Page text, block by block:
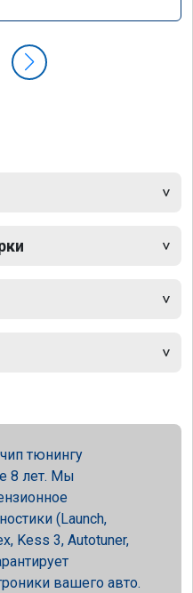
тюнингу
8 лет. Мы
(Launch,
Kess 3, Autotuner,
вашего авто.